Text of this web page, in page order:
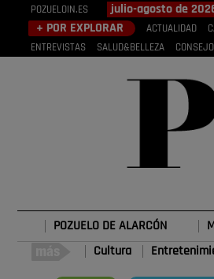
POZUELOIN.ES julio-agosto de
+ POR EXPLORAR ACTUALIDAD
ENTREVISTAS
SALUD&BELLEZA
POZUELO DE ALARCÓN
Cultura